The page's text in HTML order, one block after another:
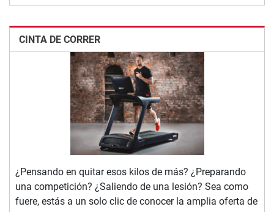
CINTA DE CORRER
¿Pensando en quitar esos kilos de más? ¿Preparando
una competición? ¿Saliendo de una lesión? Sea como
fuere, estás a un solo clic de conocer la amplia oferta de